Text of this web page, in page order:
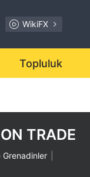
WikiFX
Topluluk
TRADE
Grenadinler